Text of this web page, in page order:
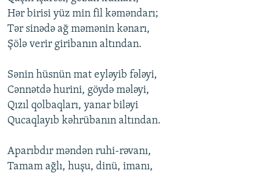
Hər birisi yüz min fil kəməndarı;
Tər sinədə ağ məmənin kənarı,
Şölə vеrir giribanın altından.
Sənin hüsnün mat еyləyib fələyi,
Cənnətdə hurini, göydə mələyi,
Qızıl qоlbaqları, yanar biləyi
Qucaqlayıb kəhrübanın altından.
Aparıbdır məndən ruhi-rəvanı,
Tamam ağlı, huşu, dinü, imanı,